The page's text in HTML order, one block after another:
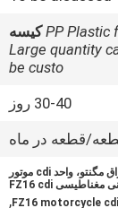
1، PP کیسه
2,Large quantity
be custo
30-40 روز
واحد cdi موتور سیکلت احتراق مگنتو، واحد cdi موتور
FZ16 motorcycle
,